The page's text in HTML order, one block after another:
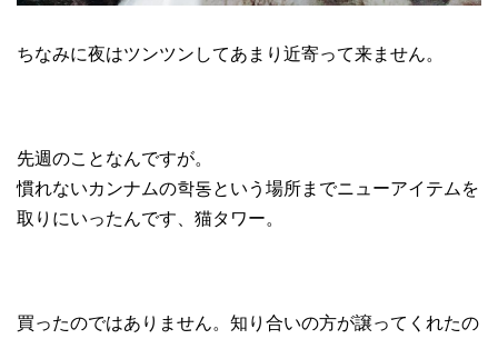
ちなみに夜はツンツンしてあまり近寄って来ません。
先週のことなんですが。
慣れないカンナムの학동という場所までニューアイテムを
取りにいったんです、猫タワー。
買ったのではありません。知り合いの方が譲ってくれたの